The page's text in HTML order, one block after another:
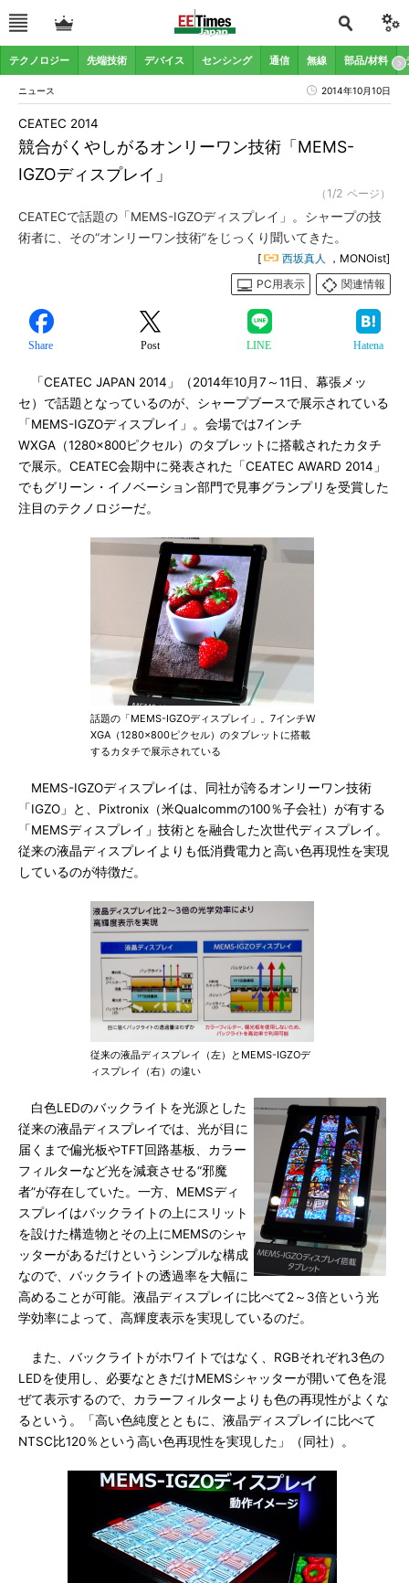
テクノロジー 先端技術 デバイス センシング 通信 無線 部品/材料
ニュース 2014年10月10日
競合がくやしがるオンリーワン技術「MEMS-
IGZOディスプレイ」
CEATEC 2014
（1/2 ページ）
CEATECで話題の「MEMS-IGZOディスプレイ」。シャープの技
術者に、その“オンリーワン技術”をじっくり聞いてきた。
[ 西坂真人
，MONOist]
PC用表示
関連情報
Share Post LINE Hatena
「CEATEC JAPAN 2014」（2014年10月7～11日、幕張メッ
セ）で話題となっているのが、シャープブースで展示されている
「MEMS-IGZOディスプレイ」。会場では7インチ
WXGA（1280×800ピクセル）のタブレットに搭載されたカタチ
で展示。CEATEC会期中に発表された「CEATEC AWARD 2014」
でもグリーン・イノベーション部門で見事グランプリを受賞した
注目のテクノロジーだ。
話題の「MEMS-IGZOディスプレイ」。7インチW
XGA（1280×800ピクセル）のタブレットに搭載
するカタチで展示されている
MEMS-IGZOディスプレイは、同社が誇るオンリーワン技術
「IGZO」と、Pixtronix（米Qualcommの100％子会社）が有する
「MEMSディスプレイ」技術とを融合した次世代ディスプレイ。
従来の液晶ディスプレイよりも低消費電力と高い色再現性を実現
しているのが特徴だ。
従来の液晶ディスプレイ（左）とMEMS-IGZOデ
ィスプレイ（右）の違い
白色LEDのバックライトを光源とした
従来の液晶ディスプレイでは、光が目に
届くまで偏光板やTFT回路基板、カラー
フィルターなど光を減衰させる“邪魔
者”が存在していた。一方、MEMSディ
スプレイはバックライトの上にスリット
を設けた構造物とその上にMEMSのシャ
ッターがあるだけというシンプルな構成
なので、バックライトの透過率を大幅に
高めることが可能。液晶ディスプレイに比べて2～3倍という光
学効率によって、高輝度表示を実現しているのだ。
また、バックライトがホワイトではなく、RGBそれぞれ3色の
LEDを使用し、必要なときだけMEMSシャッターが開いて色を混
ぜて表示するので、カラーフィルターよりも色の再現性がよくな
るという。「高い色純度とともに、液晶ディスプレイに比べて
NTSC比120％という高い色再現性を実現した」（同社）。